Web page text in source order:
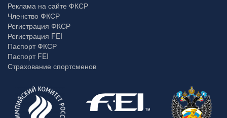
Реклама на сайте ФКСР
Членство ФКСР
Регистрация ФКСР
Регистрация FEI
Паспорт ФКСР
Паспорт FEI
Страхование спортсменов